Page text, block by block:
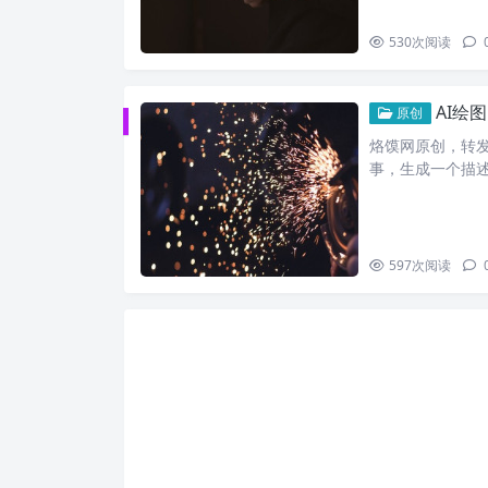
530次阅读
原创 AI绘图
烙馍网原创，转
事，生成一个描
597次阅读